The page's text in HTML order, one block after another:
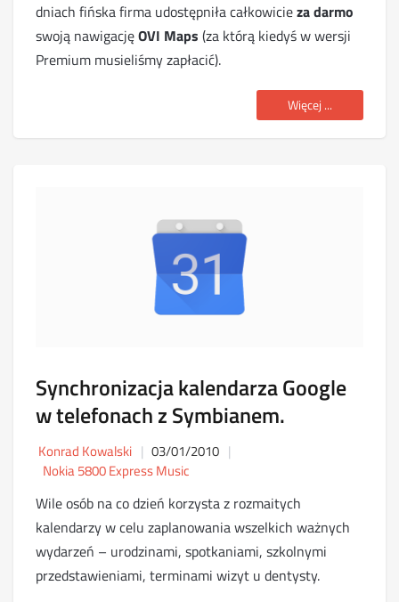
dniach fińska firma udostępniła całkowicieza darmo
swoją nawigacjęOVI Maps (za którą kiedyś w wersji
Premium musieliśmy zapłacić).
Więcej ...
Synchronizacja kalendarza Google
w telefonach z Symbianem.
Konrad Kowalski
03/01/2010
Nokia 5800 Express Music
Wile osób na co dzień korzysta z rozmaitych
kalendarzy w celu zaplanowania wszelkich ważnych
wydarzeń – urodzinami, spotkaniami, szkolnymi
przedstawieniami, terminami wizyt u dentysty.